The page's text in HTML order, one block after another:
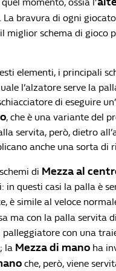
. La bravura di ogni
miglior schema di gioco
elementi, i principali
l’alzatore serve la
di eseguire
, che è una variante del
servita, però, dietro
anche una sorta di
di Mezza al
in questi casi la palla è
è simile al veloce
ma con la palla servita
palleggiatore con una
la Mezza di mano ha
che, però, viene